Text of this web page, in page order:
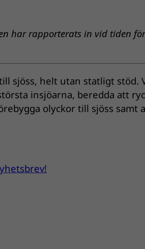
har rapporterats in vid tiden för
sjöss, helt utan statligt stöd.
insjöarna, beredda att
olyckor till sjöss samt